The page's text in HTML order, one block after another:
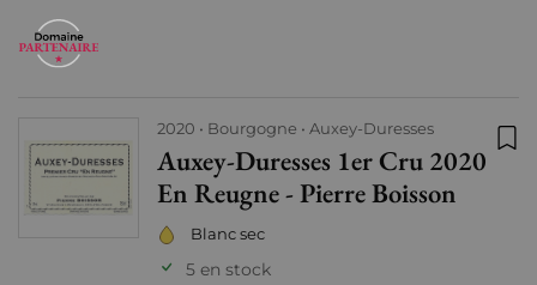
2020 Bourgogne Auxey-Duresses
Auxey-Duresses 1er Cru 2020
En Reugne - Pierre Boisson
Blanc sec
5 en stock